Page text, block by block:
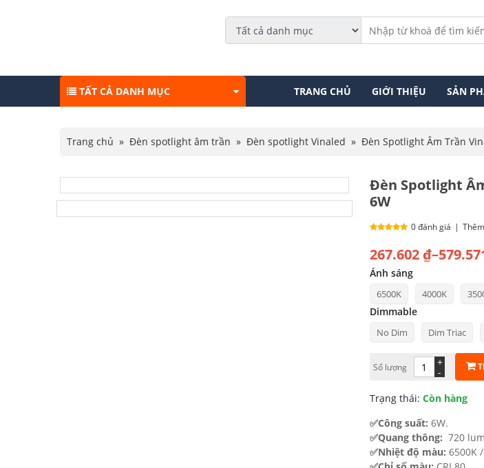
TẤT CẢ DANH MỤC TRANG CHỦ GIỚI THIỆU SẢN
Trang chủ » Đèn spotlight âm trần » Đèn spotlight Vinaled » Đèn Spotlight Âm Trần
Đèn Spotlight
6W
0 đánh giá |
267.602 ₫–
Khoảng
giá:
từ
267.602 ₫
đến
579.571 ₫
Ánh sáng
6500K 4000K
Dimmable
No Dim Dim Triac
Số lượng -
+
Trạng thái: Còn hàng
✅Công suất: 6W.
✅Quang thông: 720
✅Nhiệt độ màu: 6500K